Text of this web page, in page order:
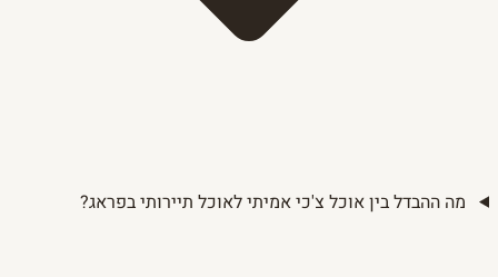
מה ההבדל בין אוכל צ'כי אמיתי לאוכל תיירותי בפראג?